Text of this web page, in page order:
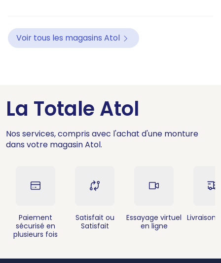
Voir tous les magasins Atol
La Totale Atol
Nos services, compris avec l'achat d'une monture
dans votre magasin Atol.
Paiement
sécurisé en
plusieurs fois
Satisfait ou
Satisfait
Essayage virtuel
en ligne
Livraison